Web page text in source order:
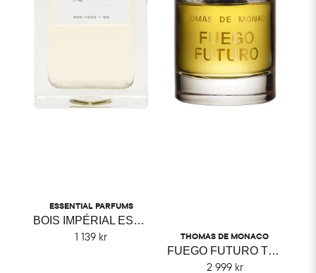
ESSENTIAL PARFUMS
BOIS IMPÉRIAL ESSENTIAL PARFUMS
1 139 kr THOMAS DE MONACO
FUEGO FUTURO THOMAS DE MONACO
2 999 kr